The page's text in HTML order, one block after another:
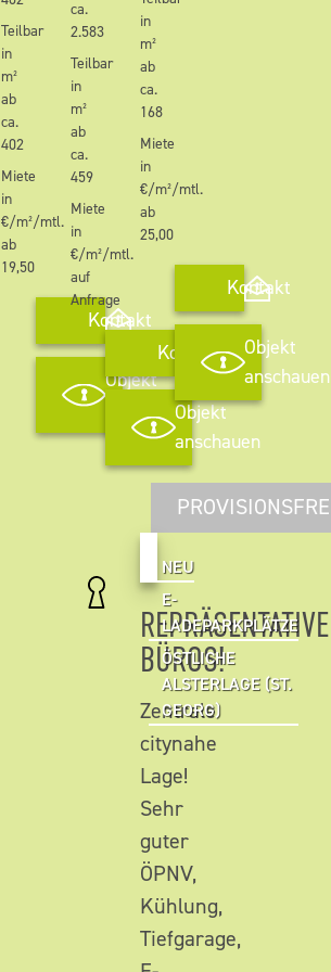
Teilbar
in
m²
ab
ca.
402
Miete
in
€/m²/mtl.
ab
19,50
Kontakt
Objekt
anschauen
ca.
2.583
Teilbar
in
m²
ab
ca.
459
Miete
in
€/m²/mtl.
auf
Anfrage
Kontakt
Objekt
anschauen
in
m²
ab
ca.
168
Miete
in
€/m²/mtl.
ab
25,00
Kontakt
Objekt
anschauen
NEU
E-
LADEPARKPLÄTZE
ÖSTLICHE
ALSTERLAGE (ST.
GEORG)
REPRÄSENTATIVE
BÜROS!
Zentrale
citynahe
Lage!
Sehr
guter
ÖPNV,
Kühlung,
Tiefgarage,